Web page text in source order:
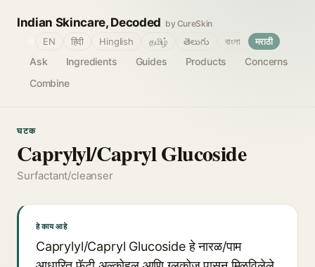
Indian Skincare, Decoded by CureSkin
Ask Ingredients Guides Products
Concerns
Combine
EN हिंदी Hinglish தமிழ் తెలుగు বাংলা मराठी
घटक
Caprylyl/Capryl Glucoside
Surfactant/cleanser
हे काय आहे
Caprylyl/Capryl Glucoside हे नारळ/पाम